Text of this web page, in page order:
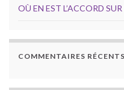
OÙ EN EST L’ACCORD
COMMENTAIRES RÉCENTS